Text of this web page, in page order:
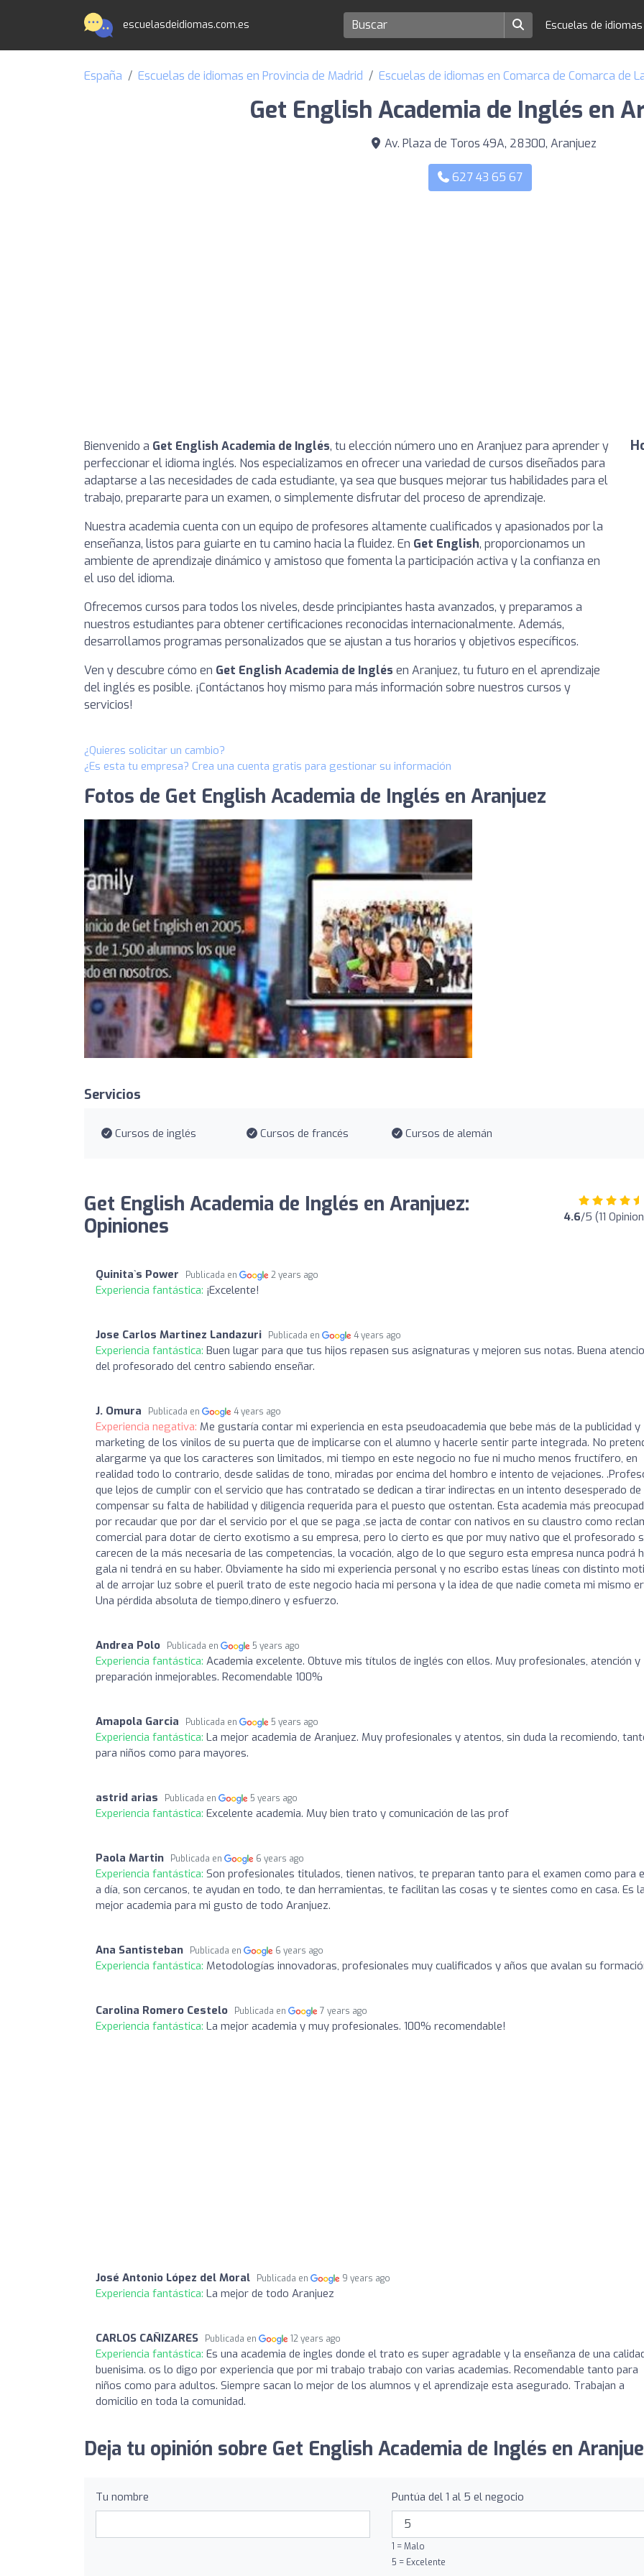
escuelasdeidiomas.com.es Escuelas de
España Escuelas de idiomas en Provincia de Madrid Escuelas de idiomas en Comarca de Comarca de
Get English Academia de Inglés en
Av. Plaza de Toros 49A, 28300, Aranjuez
627 43 65 67
Bienvenido a Get English Academia de Inglés, tu elección número uno en Aranjuez para aprender y
perfeccionar el idioma inglés. Nos especializamos en ofrecer una variedad de cursos diseñados para
adaptarse a las necesidades de cada estudiante, ya sea que busques mejorar tus habilidades para el
trabajo, prepararte para un examen, o simplemente disfrutar del proceso de aprendizaje.
Nuestra academia cuenta con un equipo de profesores altamente cualificados y apasionados por la
enseñanza, listos para guiarte en tu camino hacia la fluidez. En Get English, proporcionamos un
ambiente de aprendizaje dinámico y amistoso que fomenta la participación activa y la confianza en
el uso del idioma.
Ofrecemos cursos para todos los niveles, desde principiantes hasta avanzados, y preparamos a
nuestros estudiantes para obtener certificaciones reconocidas internacionalmente. Además,
desarrollamos programas personalizados que se ajustan a tus horarios y objetivos específicos.
Ven y descubre cómo en Get English Academia de Inglés en Aranjuez, tu futuro en el aprendizaje
del inglés es posible. ¡Contáctanos hoy mismo para más información sobre nuestros cursos y
servicios!
¿Quieres solicitar un cambio?
¿Es esta tu empresa? Crea una cuenta gratis para gestionar su información
Fotos de Get English Academia de Inglés en Aranjuez
Servicios
Cursos de inglés Cursos de francés Cursos de alemán
Get English Academia de Inglés en Aranjuez:
Opiniones
4.6/5 (11
Quinita`s Power Publicada en 2 years ago
Experiencia fantástica: ¡Excelente!
Jose Carlos Martinez Landazuri Publicada en 4 years ago
Experiencia fantástica: Buen lugar para que tus hijos repasen sus asignaturas y mejoren sus notas. Buena
del profesorado del centro sabiendo enseñar.
J. Omura Publicada en 4 years ago
Experiencia negativa: Me gustaría contar mi experiencia en esta pseudoacademia que bebe más de la publicidad y
marketing de los vinilos de su puerta que de implicarse con el alumno y hacerle sentir parte integrada. No
alargarme ya que los caracteres son limitados, mi tiempo en este negocio no fue ni mucho menos fructífero, en
realidad todo lo contrario, desde salidas de tono, miradas por encima del hombro e intento de vejaciones.
que lejos de cumplir con el servicio que has contratado se dedican a tirar indirectas en un intento desesperado de
compensar su falta de habilidad y diligencia requerida para el puesto que ostentan. Esta academia más
por recaudar que por dar el servicio por el que se paga ,se jacta de contar con nativos en su claustro como
comercial para dotar de cierto exotismo a su empresa, pero lo cierto es que por muy nativo que el profesorado
carecen de la más necesaria de las competencias, la vocación, algo de lo que seguro esta empresa nunca podrá
gala ni tendrá en su haber. Obviamente ha sido mi experiencia personal y no escribo estas líneas con distinto
al de arrojar luz sobre el pueril trato de este negocio hacia mi persona y la idea de que nadie cometa mi mismo
Una pérdida absoluta de tiempo,dinero y esfuerzo.
Andrea Polo Publicada en 5 years ago
Experiencia fantástica: Academia excelente. Obtuve mis títulos de inglés con ellos. Muy profesionales, atención y
preparación inmejorables. Recomendable 100%
Amapola Garcia Publicada en 5 years ago
Experiencia fantástica: La mejor academia de Aranjuez. Muy profesionales y atentos, sin duda la recomiendo,
para niños como para mayores.
astrid arias Publicada en 5 years ago
Experiencia fantástica: Excelente academia. Muy bien trato y comunicación de las prof
Paola Martin Publicada en 6 years ago
Experiencia fantástica: Son profesionales titulados, tienen nativos, te preparan tanto para el examen como para
a día, son cercanos, te ayudan en todo, te dan herramientas, te facilitan las cosas y te sientes como en casa. Es
mejor academia para mi gusto de todo Aranjuez.
Ana Santisteban Publicada en 6 years ago
Experiencia fantástica: Metodologías innovadoras, profesionales muy cualificados y años que avalan su
Carolina Romero Cestelo Publicada en 7 years ago
Experiencia fantástica: La mejor academia y muy profesionales. 100% recomendable!
José Antonio López del Moral Publicada en 9 years ago
Experiencia fantástica: La mejor de todo Aranjuez
CARLOS CAÑIZARES Publicada en 12 years ago
Experiencia fantástica: Es una academia de ingles donde el trato es super agradable y la enseñanza de una
buenisima. os lo digo por experiencia que por mi trabajo trabajo con varias academias. Recomendable tanto para
niños como para adultos. Siempre sacan lo mejor de los alumnos y el aprendizaje esta asegurado. Trabajan a
domicilio en toda la comunidad.
Deja tu opinión sobre Get English Academia de Inglés en
Tu nombre Puntúa del 1 al 5 el negocio
1 = Malo
5 = Excelente